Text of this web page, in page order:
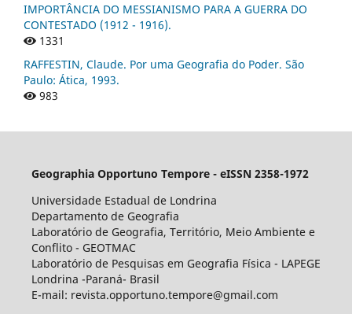
IMPORTÂNCIA DO MESSIANISMO PARA A GUERRA DO
CONTESTADO (1912 - 1916).
1331
RAFFESTIN, Claude. Por uma Geografia do Poder. São
Paulo: Ática, 1993.
983
Geographia Opportuno Tempore - eISSN 2358-1972
Universidade Estadual de Londrina
Departamento de Geografia
Laboratório de Geografia, Território, Meio Ambiente e
Conflito - GEOTMAC
Laboratório de Pesquisas em Geografia Física - LAPEGE
Londrina -Paraná- Brasil
E-mail: revista.opportuno.tempore@gmail.com